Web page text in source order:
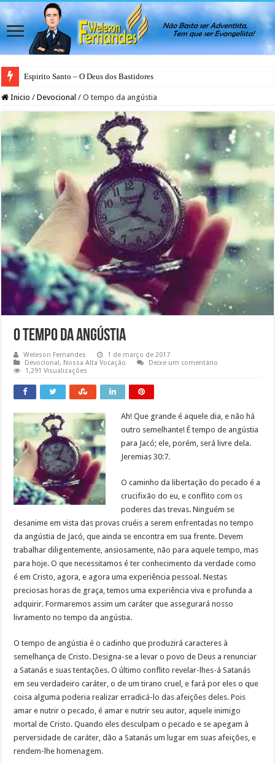
Espirito Santo – O Deus dos Bastidores
Inicio / Devocional / O tempo da angústia
O tempo da angústia
Weleson Fernandes
1 de março de 2017
Devocional, Nossa Alta Vocação
Deixe um comentário
1,291 Visualizações
Ah! Que grande é aquele dia, e não há
outro semelhante! É tempo de angústia
para Jacó; ele, porém, será livre dela.
Jeremias 30:7.
O caminho da libertação do pecado é a
crucifixão do eu, e conflito com os
poderes das trevas. Ninguém se
desanime em vista das provas cruéis a serem enfrentadas no tempo
da angústia de Jacó, que ainda se encontra em sua frente. Devem
trabalhar diligentemente, ansiosamente, não para aquele tempo, mas
para hoje. O que necessitamos é ter conhecimento da verdade como
é em Cristo, agora, e agora uma experiência pessoal. Nestas
preciosas horas de graça, temos uma experiência viva e profunda a
adquirir. Formaremos assim um caráter que assegurará nosso
livramento no tempo da angústia.
O tempo de angústia é o cadinho que produzirá caracteres à
semelhança de Cristo. Designa-se a levar o povo de Deus a renunciar
a Satanás e suas tentações. O último conflito revelar-lhes-á Satanás
em seu verdadeiro caráter, o de um tirano cruel, e fará por eles o que
coisa alguma poderia realizar erradicá-lo das afeições deles. Pois
amar e nutrir o pecado, é amar e nutrir seu autor, aquele inimigo
mortal de Cristo. Quando eles desculpam o pecado e se apegam à
perversidade de caráter, dão a Satanás um lugar em suas afeições, e
rendem-lhe homenagem.